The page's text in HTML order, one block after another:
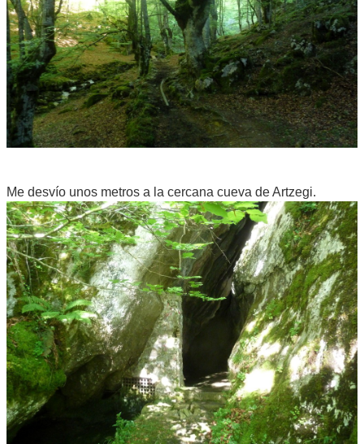
Me desvío unos metros a la cercana cueva de Artzegi.